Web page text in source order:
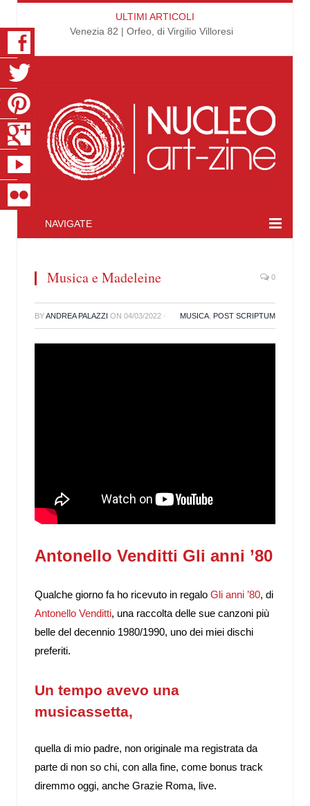
ULTIMI ARTICOLI
Venezia 82 | Orfeo, di Virgilio Villoresi
NAVIGATE
Musica e Madeleine 0
BYANDREA PALAZZI ON 04/03/2022 · MUSICA POST SCRIPTUM
Antonello Venditti Gli anni ’80
Qualche giorno fa ho ricevuto in regalo Gli anni ’80, di
Antonello Venditti, una raccolta delle sue canzoni più
belle del decennio 1980/1990, uno dei miei dischi
preferiti.
Un tempo avevo una
musicassetta,
quella di mio padre, non originale ma registrata da
parte di non so chi, con alla fine, come bonus track
diremmo oggi, anche Grazie Roma, live.